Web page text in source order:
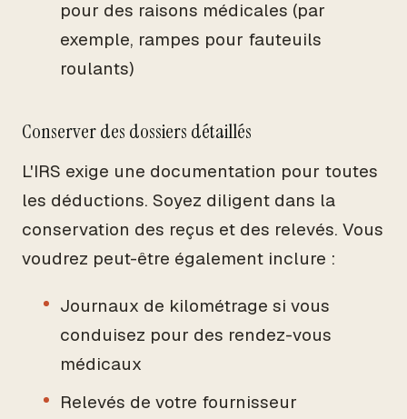
pour des raisons médicales (par
exemple, rampes pour fauteuils
roulants)
Conserver des dossiers détaillés
L'IRS exige une documentation pour toutes
les déductions. Soyez diligent dans la
conservation des reçus et des relevés. Vous
voudrez peut-être également inclure :
Journaux de kilométrage si vous
conduisez pour des rendez-vous
médicaux
Relevés de votre fournisseur